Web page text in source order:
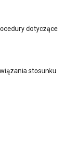
dotyczące
stosunku